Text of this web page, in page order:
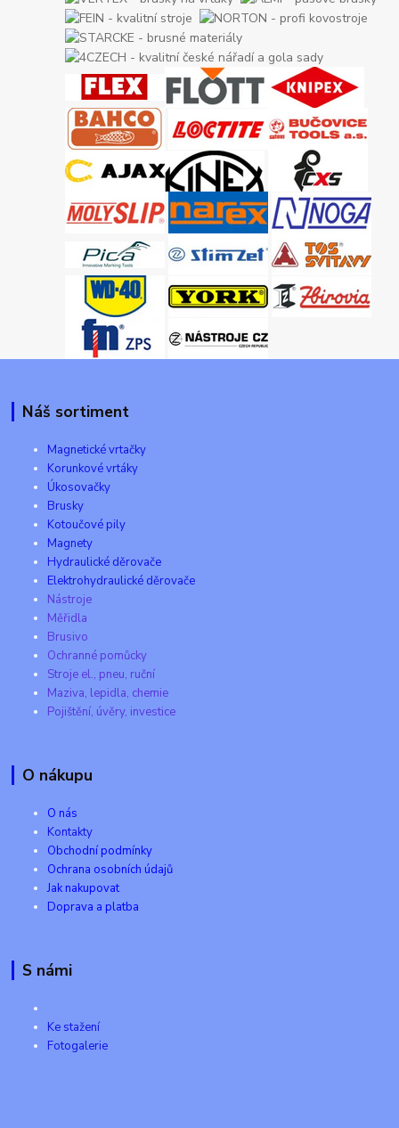
Náš sortiment
Magnetické vrtačky
Korunkové vrtáky
Úkosovačky
Brusky
Kotoučové pily
Magnety
Hydraulické děrovače
Elektrohydraulické děrovače
Nástroje
Měřidla
Brusivo
Ochranné pomůcky
Stroje el., pneu, ruční
Maziva, lepidla, chemie
Pojištění, úvěry, investice
O nákupu
O nás
Kontakty
Obchodní podmínky
Ochrana osobních údajů
Jak nakupovat
Doprava a platba
S námi
Ke stažení
Fotogalerie